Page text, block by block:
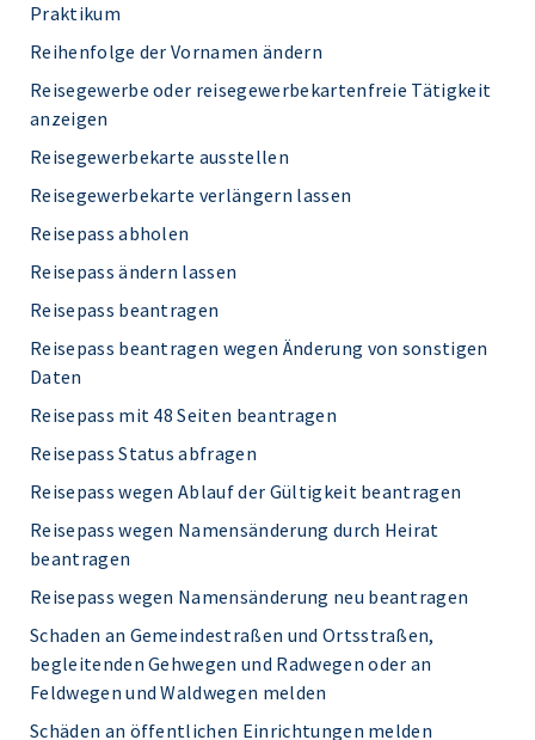
Praktikum
Reihenfolge der Vornamen ändern
Reisegewerbe oder reisegewerbekartenfreie Tätigkeit
anzeigen
Reisegewerbekarte ausstellen
Reisegewerbekarte verlängern lassen
Reisepass abholen
Reisepass ändern lassen
Reisepass beantragen
Reisepass beantragen wegen Änderung von sonstigen
Daten
Reisepass mit 48 Seiten beantragen
Reisepass Status abfragen
Reisepass wegen Ablauf der Gültigkeit beantragen
Reisepass wegen Namensänderung durch Heirat
beantragen
Reisepass wegen Namensänderung neu beantragen
Schaden an Gemeindestraßen und Ortsstraßen,
begleitenden Gehwegen und Radwegen oder an
Feldwegen und Waldwegen melden
Schäden an öffentlichen Einrichtungen melden